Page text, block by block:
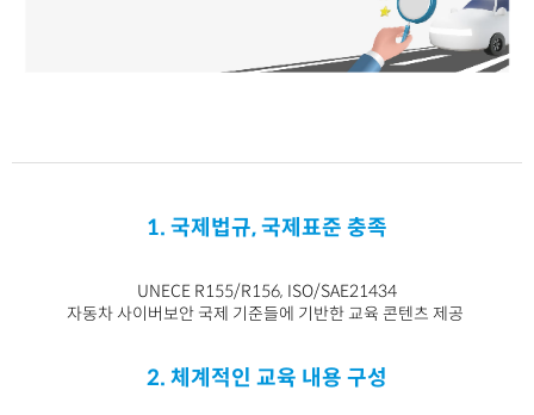
1. 국제법규, 국제표준 충족
UNECE R155/R156, ISO/SAE21434
자동차 사이버보안 국제 기준들에 기반한 교육 콘텐츠 제공
2. 체계적인 교육 내용 구성